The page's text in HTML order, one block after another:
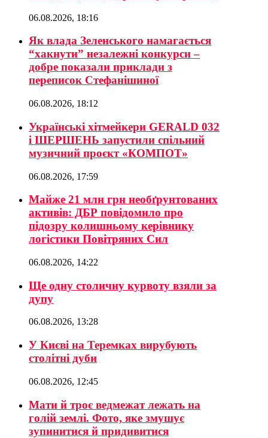
06.08.2026, 18:16
Як влада Зеленського намагається
“хакнути” незалежні конкурси –
добре показали приклади з
переписок Стефанішиної
06.08.2026, 18:12
Українські хітмейкери GERALD 032
і ШЕРШЕНЬ запустили спільний
музичний проєкт «КОМПОТ»
06.08.2026, 17:59
Майже 21 млн грн необґрунтованих
активів: ДБР повідомило про
підозру колишньому керівнику
логістики Повітряних Сил
06.08.2026, 14:22
Ще одну столичну курвоту взяли за
дупу
06.08.2026, 13:28
У Києві на Теремках вирубують
столітні дуби
06.08.2026, 12:45
Мати й троє ведмежат лежать на
голій землі. Фото, яке змушує
зупинитися й придивитися